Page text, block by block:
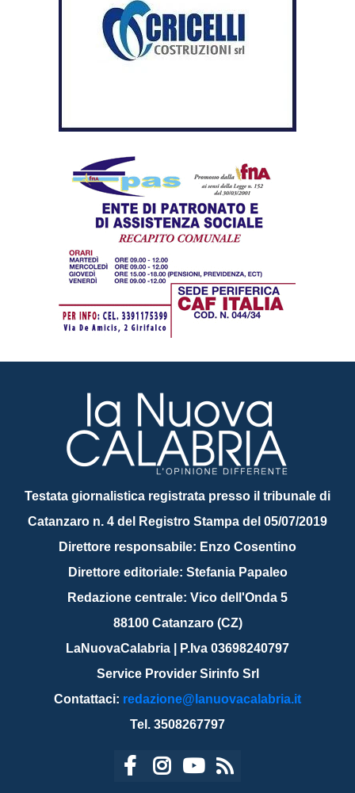
Testata giornalistica registrata presso il tribunale di
Catanzaro n. 4 del Registro Stampa del 05/07/2019
Direttore responsabile: Enzo Cosentino
Direttore editoriale: Stefania Papaleo
Redazione centrale: Vico dell'Onda 5
88100 Catanzaro (CZ)
LaNuovaCalabria | P.Iva 03698240797
Service Provider Sirinfo Srl
Contattaci: redazione@lanuovacalabria.it
Tel. 3508267797